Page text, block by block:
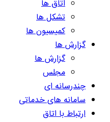
اتاق ها
تشکل ها
کمیسیون ها
گزارش ها
گزارش ها
مجلس
چندرسانه ای
سامانه های خدماتی
ارتباط با اتاق